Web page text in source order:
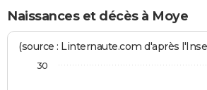
Naissances et décès à Moye
(source : Linternaute.com d'après
30